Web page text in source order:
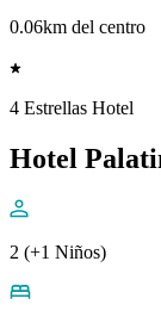
0.06km del centro
4 Estrellas Hotel
Hotel
2 (+1 Niños)